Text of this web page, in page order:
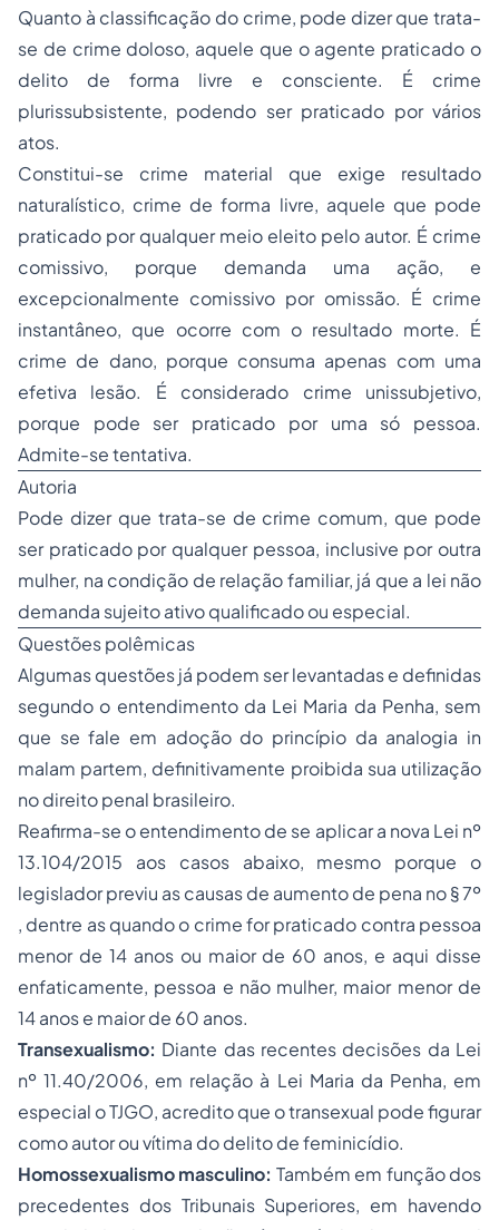
Quanto à classificação do crime, pode dizer que trata-
se de crime doloso, aquele que o agente praticado o
delito de forma livre e consciente. É crime
plurissubsistente, podendo ser praticado por vários
atos.
Constitui-se crime material que exige resultado
naturalístico, crime de forma livre, aquele que pode
praticado por qualquer meio eleito pelo autor. É crime
comissivo, porque demanda uma ação, e
excepcionalmente comissivo por omissão. É crime
instantâneo, que ocorre com o resultado morte. É
crime de dano, porque consuma apenas com uma
efetiva lesão. É considerado crime unissubjetivo,
porque pode ser praticado por uma só pessoa.
Admite-se tentativa.
Autoria
Pode dizer que trata-se de crime comum, que pode
ser praticado por qualquer pessoa, inclusive por outra
mulher, na condição de relação familiar, já que a lei não
demanda sujeito ativo qualificado ou especial.
Questões polêmicas
Algumas questões já podem ser levantadas e definidas
segundo o entendimento da Lei Maria da Penha, sem
que se fale em adoção do princípio da analogia in
malam partem, definitivamente proibida sua utilização
no direito penal brasileiro.
Reafirma-se o entendimento de se aplicar a nova Lei nº
13.104/2015 aos casos abaixo, mesmo porque o
legislador previu as causas de aumento de pena no § 7º
, dentre as quando o crime for praticado contra pessoa
menor de 14 anos ou maior de 60 anos, e aqui disse
enfaticamente, pessoa e não mulher, maior menor de
14 anos e maior de 60 anos.
Transexualismo: Diante das recentes decisões da Lei
nº 11.40/2006, em relação à Lei Maria da Penha, em
especial o TJGO, acredito que o transexual pode figurar
como autor ou vítima do delito de feminicídio.
Homossexualismo masculino: Também em função dos
precedentes dos Tribunais Superiores, em havendo